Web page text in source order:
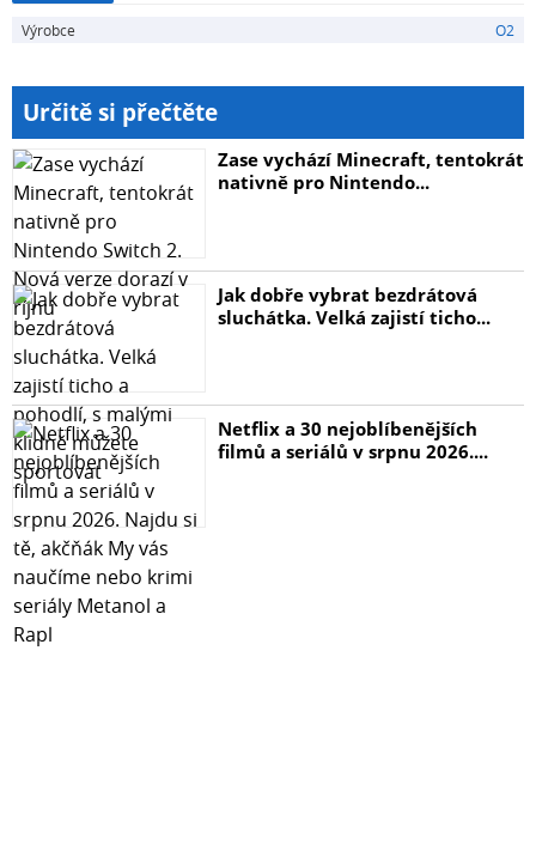
Výrobce O2
Určitě si přečtěte
Zase vychází Minecraft, tentokrát
nativně pro Nintendo...
Jak dobře vybrat bezdrátová
sluchátka. Velká zajistí ticho...
Netflix a 30 nejoblíbenějších
filmů a seriálů v srpnu 2026....